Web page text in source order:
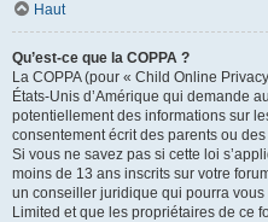
Haut
Qu’est-ce que la COPPA ?
La COPPA (pour « Child Online
États-Unis d’Amérique qui demande
potentiellement des informations sur
consentement écrit des parents ou
Si vous ne savez pas si cette loi
moins de 13 ans inscrits sur votre
un conseiller juridique qui pourra
Limited et que les propriétaires de ce